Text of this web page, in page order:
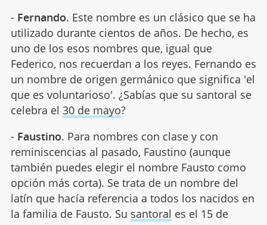
- Fernando. Este nombre es un clásico que se ha
utilizado durante cientos de años. De hecho, es
uno de los esos nombres que, igual que
Federico, nos recuerdan a los reyes. Fernando es
un nombre de origen germánico que significa 'el
que es voluntarioso'. ¿Sabías que su santoral se
celebra el 30 de mayo?
- Faustino. Para nombres con clase y con
reminiscencias al pasado, Faustino (aunque
también puedes elegir el nombre Fausto como
opción más corta). Se trata de un nombre del
latín que hacía referencia a todos los nacidos en
la familia de Fausto. Su santoral es el 15 de